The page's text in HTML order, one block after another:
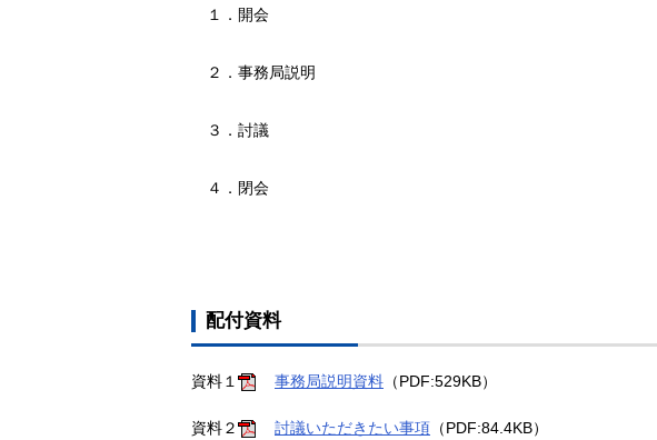
１．開会
２．事務局説明
３．討議
４．閉会
配付資料
資料１ 事務局説明資料 （PDF:529KB）
資料２ 討議いただきたい事項 （PDF:84.4KB）